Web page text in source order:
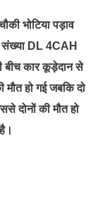
भोटिया पड़ाव
संख्या DL 4CAH
बीच कार कूड़ेदान से
हो गई जबकि दो
दोनों की मौत हो